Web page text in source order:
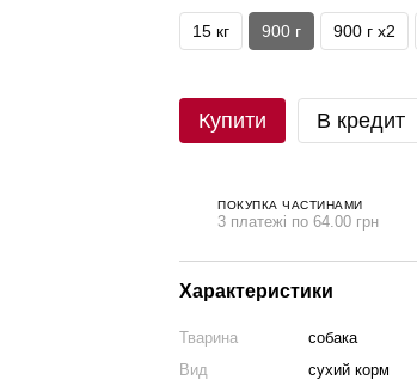
15 кг 900 г 900 г х2
Купити В кредит
ПОКУПКА ЧАСТИНАМИ
3 платежі по 64.00 грн
Характеристики
Тварина
собака
Вид
сухий корм